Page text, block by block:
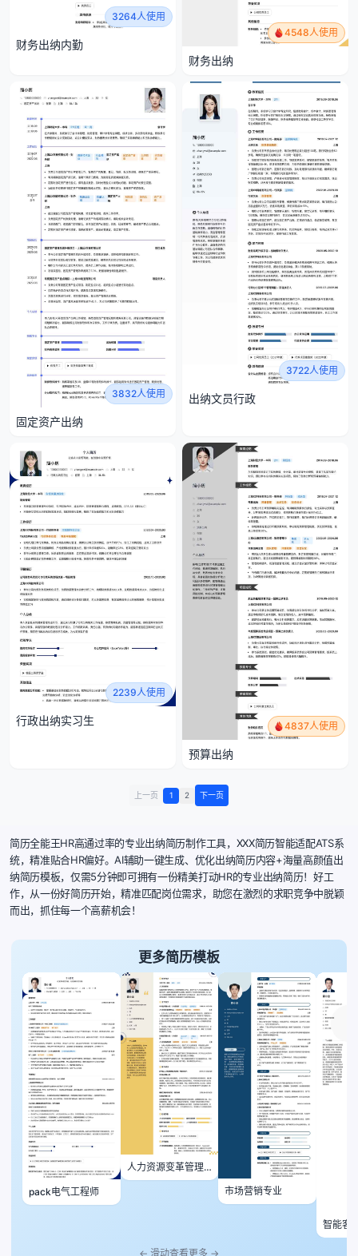
3264人使用
财务出纳内勤
4548人使用
财务出纳
3832人使用
固定资产出纳
3722人使用
出纳文员行政
2239人使用
行政出纳实习生 4837人使用
预算出纳
上一页 1 2 下一页
简历全能王HR高通过率的专业出纳简历制作工具，XXX简历智能适配ATS系
统，精准贴合HR偏好。AI辅助一键生成、优化出纳简历内容+海量高颜值出
纳简历模板，仅需5分钟即可拥有一份精美打动HR的专业出纳简历！好工
作，从一份好简历开始，精准匹配岗位需求，助您在激烈的求职竞争中脱颖
而出，抓住每一个高薪机会！
更多简历模板
pack电气工程师
人力资源变革管理
总监
市场营销专业
智能客
← 滑动查看更多 →